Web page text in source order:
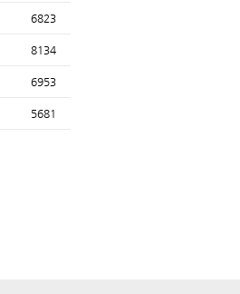
6823
8134
6953
5681